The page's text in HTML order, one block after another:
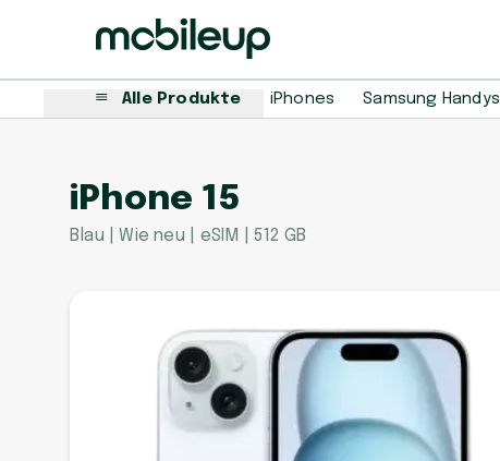
Alle Produkte iPhones Samsung Handys
iPhone 15
Blau | Wie neu | eSIM | 512 GB